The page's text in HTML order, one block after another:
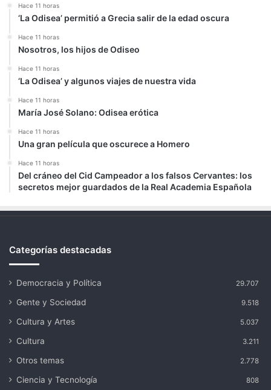
Hace 11 horas
‘La Odisea’ permitió a Grecia salir de la edad oscura
Hace 11 horas
Nosotros, los hijos de Odiseo
Hace 11 horas
‘La Odisea’ y algunos viajes de nuestra vida
Hace 11 horas
María José Solano: Odisea erótica
Hace 11 horas
Una gran película que oscurece a Homero
Hace 11 horas
Del cráneo del Cid Campeador a los falsos Cervantes: los
secretos mejor guardados de la Real Academia Española
Categorías destacadas
Democracia y Política 29.707
Gente y Sociedad 9.518
Cultura y Artes 5.037
Cultura 3.211
Otros temas 2.778
Ciencia y Tecnología 808